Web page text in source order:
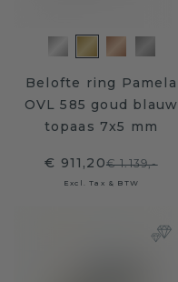
Belofte ring Pamela
OVL 585 goud blauw
topaas 7x5 mm
€ 911,20€ 1.139,-
Excl. Tax & BTW